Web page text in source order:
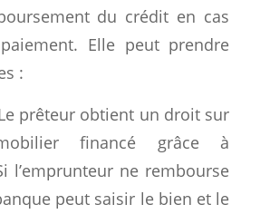
du crédit en cas
Elle peut prendre
:
prêteur obtient un droit sur
financé grâce à
l’emprunteur ne rembourse
peut saisir le bien et le